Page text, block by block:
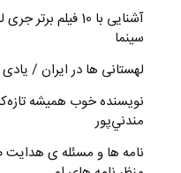
آشنایی با 10
سینما
لهستانی ها در ایران / یادی
نويسنده خوب هميشه
مندني‌پور
نامه ها و مسئله ی